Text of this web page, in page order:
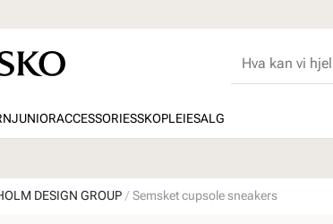
JUNIORACCESSORIESSKOPLEIESALG
DESIGN GROUP Semsket cupsole sneakers